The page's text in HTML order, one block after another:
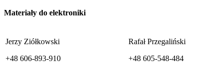
Materiały do elektroniki
Jerzy Ziółkowski
+48 606-893-910
Rafał Przegaliński
+48 605-548-484